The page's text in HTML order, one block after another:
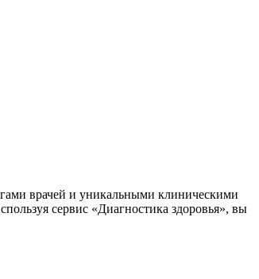
врачей и уникальными клиническими
сервис «Диагностика здоровья», вы